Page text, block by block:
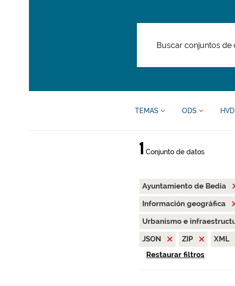
TEMAS ODS HVD
1 Conjunto de datos
Ayuntamiento de Bedia
Información geográfica
Urbanismo e
JSON
ZIP
XML
Restaurar filtros